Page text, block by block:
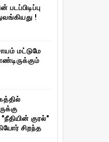
படப்பிடிப்பு
!
மட்டுமே
குரல்"
சிறந்த